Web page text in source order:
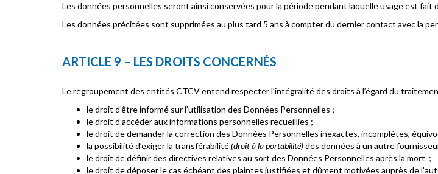
Les données personnelles seront ainsi conservées pour la période pendant laquelle usage est
Les données précitées sont supprimées au plus tard 5 ans à compter du dernier contact avec la
ARTICLE 9 – LES DROITS CONCERNÉS
Le regroupement des entités CTCV entend respecter l’intégralité des droits à l’égard du
le droit d’être informé sur l’utilisation des Données Personnelles ;
le droit d’accéder aux informations personnelles recueillies ;
le droit de demander la correction des Données Personnelles inexactes, incomplètes,
la possibilité d’exiger la transférabilité(droit à la portabilité)des données à un autre
le droit de définir des directives relatives au sort des Données Personnelles après la mort ;
le droit de déposer le cas échéant des plaintes justifiées et dûment motivées auprès de